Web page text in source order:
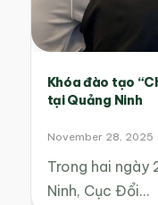
Khóa đào tạo
tại Quảng Ninh
November 28, 2025
Trong hai ngày
Ninh, Cục Đổi…